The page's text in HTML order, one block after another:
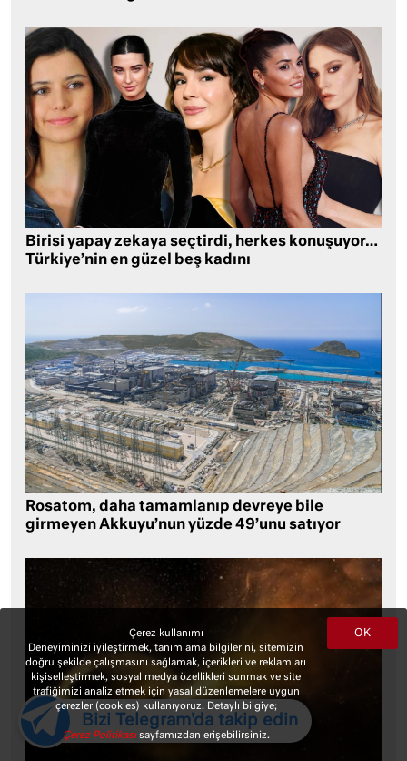
Birisi yapay zekaya seçtirdi, herkes konuşuyor…
Türkiye’nin en güzel beş kadını
Rosatom, daha tamamlanıp devreye bile
girmeyen Akkuyu’nun yüzde 49’unu satıyor
OK
Çerez kullanımı
Deneyiminizi iyileştirmek, tanımlama bilgilerini, sitemizin
doğru şekilde çalışmasını sağlamak, içerikleri ve reklamları
kişiselleştirmek, sosyal medya özellikleri sunmak ve site
trafiğimizi analiz etmek için yasal düzenlemelere uygun
çerezler (cookies) kullanıyoruz. Detaylı bilgiye;
Çerez Politikasısayfamızdan erişebilirsiniz.
Bizi Telegram'da takip edin